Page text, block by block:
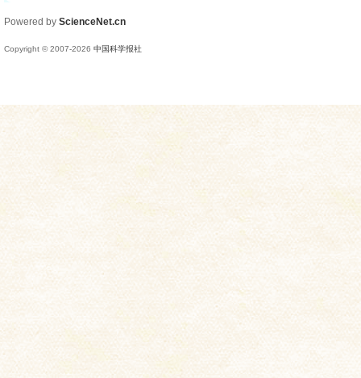
Powered by ScienceNet.cn
Copyright © 2007-2026 中国科学报社